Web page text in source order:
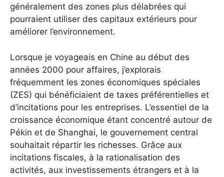
généralement des zones plus délabrées qui
pourraient utiliser des capitaux extérieurs pour
améliorer l’environnement.
Lorsque je voyageais en Chine au début des
années 2000 pour affaires, j’explorais
fréquemment les zones économiques spéciales
(ZES) qui bénéficiaient de taxes préférentielles et
d’incitations pour les entreprises. L’essentiel de la
croissance économique étant concentré autour de
Pékin et de Shanghai, le gouvernement central
souhaitait répartir les richesses. Grâce aux
incitations fiscales, à la rationalisation des
activités, aux investissements étrangers et à la